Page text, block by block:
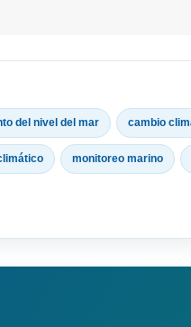
del nivel del mar cambio
monitoreo marino